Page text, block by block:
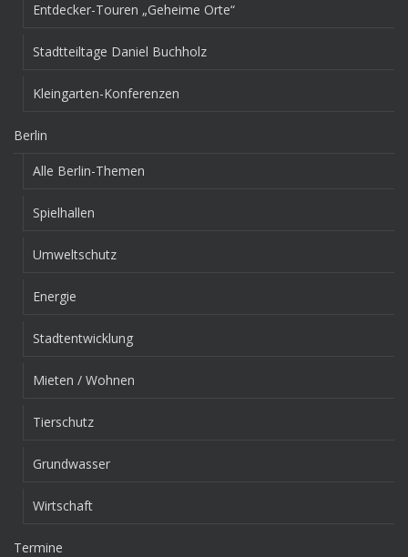
Entdecker-Touren „Geheime Orte“
Stadtteiltage Daniel Buchholz
Kleingarten-Konferenzen
Berlin
Alle Berlin-Themen
Spielhallen
Umweltschutz
Energie
Stadtentwicklung
Mieten / Wohnen
Tierschutz
Grundwasser
Wirtschaft
Termine